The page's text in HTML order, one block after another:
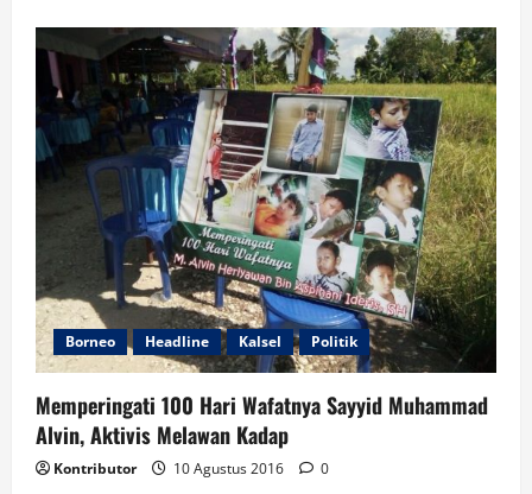
100
Hari
Wafatnya
Aktifis
Kalsel
“Melawan
Kadap”
Borneo Headline Kalsel Politik
Memperingati 100 Hari Wafatnya Sayyid Muhammad
Alvin, Aktivis Melawan Kadap
Kontributor 10 Agustus 2016 0